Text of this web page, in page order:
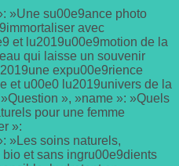
»Une su00e9ance photo
avec
et lu2019u00e9motion de la
qui laisse un souvenir
expu00e9rience
et u00e0 lu2019univers de la
», »name »: »Quels
pour une femme
»:
»Les soins naturels,
et sans ingru00e9dients